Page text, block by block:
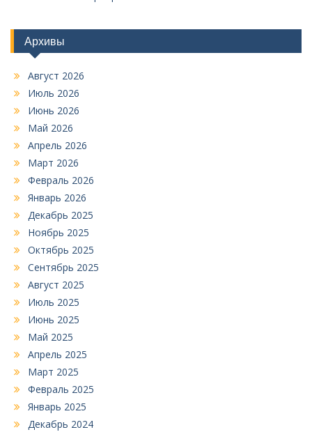
Архивы
Август 2026
Июль 2026
Июнь 2026
Май 2026
Апрель 2026
Март 2026
Февраль 2026
Январь 2026
Декабрь 2025
Ноябрь 2025
Октябрь 2025
Сентябрь 2025
Август 2025
Июль 2025
Июнь 2025
Май 2025
Апрель 2025
Март 2025
Февраль 2025
Январь 2025
Декабрь 2024